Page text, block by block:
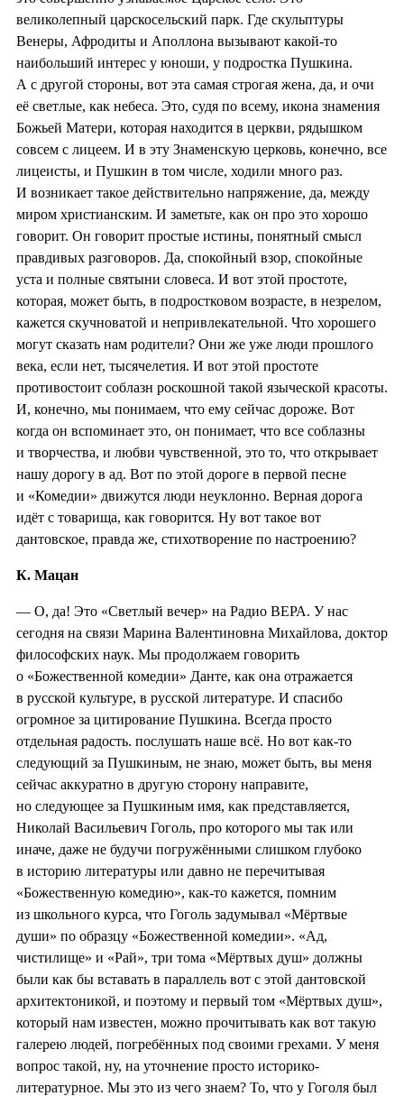
великолепный царскосельский парк. Где скульптуры
Венеры, Афродиты и Аполлона вызывают какой-то
наибольший интерес у юноши, у подростка Пушкина.
А с другой стороны, вот эта самая строгая жена, да, и очи
её светлые, как небеса. Это, судя по всему, икона знамения
Божьей Матери, которая находится в церкви, рядышком
совсем с лицеем. И в эту Знаменскую церковь, конечно, все
лицеисты, и Пушкин в том числе, ходили много раз.
И возникает такое действительно напряжение, да, между
миром христианским. И заметьте, как он про это хорошо
говорит. Он говорит простые истины, понятный смысл
правдивых разговоров. Да, спокойный взор, спокойные
уста и полные святыни словеса. И вот этой простоте,
которая, может быть, в подростковом возрасте, в незрелом,
кажется скучноватой и непривлекательной. Что хорошего
могут сказать нам родители? Они же уже люди прошлого
века, если нет, тысячелетия. И вот этой простоте
противостоит соблазн роскошной такой языческой красоты.
И, конечно, мы понимаем, что ему сейчас дороже. Вот
когда он вспоминает это, он понимает, что все соблазны
и творчества, и любви чувственной, это то, что открывает
нашу дорогу в ад. Вот по этой дороге в первой песне
и «Комедии» движутся люди неуклонно. Верная дорога
идёт с товарища, как говорится. Ну вот такое вот
дантовское, правда же, стихотворение по настроению?
К. Мацан
— О, да! Это «Светлый вечер» на Радио ВЕРА. У нас
сегодня на связи Марина Валентиновна Михайлова, доктор
философских наук. Мы продолжаем говорить
о «Божественной комедии» Данте, как она отражается
в русской культуре, в русской литературе. И спасибо
огромное за цитирование Пушкина. Всегда просто
отдельная радость. послушать наше всё. Но вот как-то
следующий за Пушкиным, не знаю, может быть, вы меня
сейчас аккуратно в другую сторону направите,
но следующее за Пушкиным имя, как представляется,
Николай Васильевич Гоголь, про которого мы так или
иначе, даже не будучи погружёнными слишком глубоко
в историю литературы или давно не перечитывая
«Божественную комедию», как-то кажется, помним
из школьного курса, что Гоголь задумывал «Мёртвые
души» по образцу «Божественной комедии». «Ад,
чистилище» и «Рай», три тома «Мёртвых душ» должны
были как бы вставать в параллель вот с этой дантовской
архитектоникой, и поэтому и первый том «Мёртвых душ»,
который нам известен, можно прочитывать как вот такую
галерею людей, погребённых под своими грехами. У меня
вопрос такой, ну, на уточнение просто историко-
литературное. Мы это из чего знаем? То, что у Гоголя был